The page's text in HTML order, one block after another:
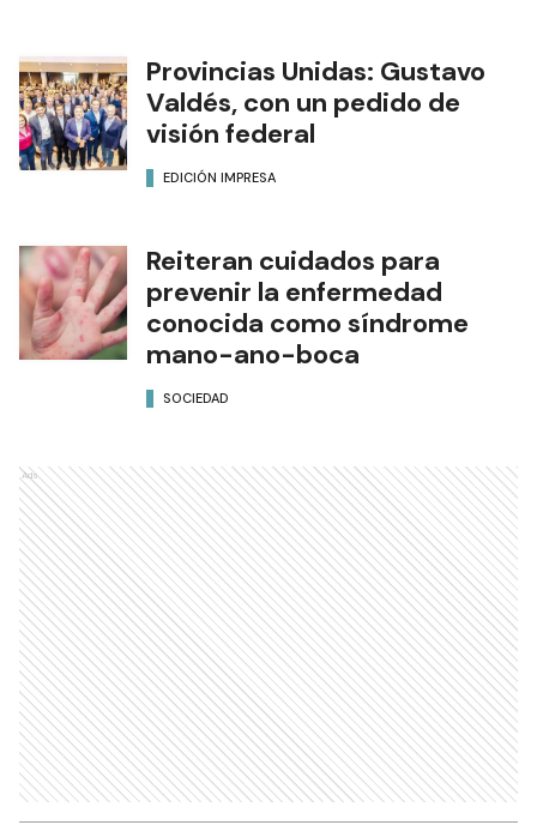
Provincias Unidas: Gustavo
Valdés, con un pedido de
visión federal
EDICIÓN IMPRESA
Reiteran cuidados para
prevenir la enfermedad
conocida como síndrome
mano-ano-boca
SOCIEDAD
Ads